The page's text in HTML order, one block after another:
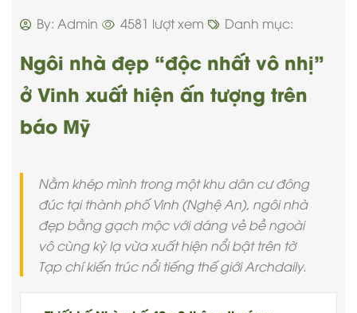
By: Admin 4581 lượt xem Danh mục:
Ngôi nhà đẹp “độc nhất vô nhị”
ở Vinh xuất hiện ấn tượng trên
báo Mỹ
Nằm khép mình trong một khu dân cư đông
đúc tại thành phố Vinh (Nghệ An), ngôi nhà
đẹp bằng gạch mộc với dáng vẻ bề ngoài
vô cùng kỳ lạ vừa xuất hiện nổi bật trên tờ
Tạp chí kiến trúc nổi tiếng thế giới Archdaily.